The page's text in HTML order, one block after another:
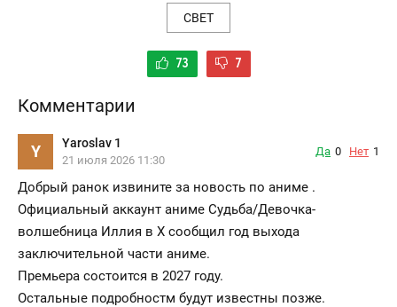
СВЕТ
73 7
Комментарии
Y Yaroslav 1
21 июля 2026 11:30
Да 0 Нет 1
Добрый ранок извините за новость по аниме .
Официальный аккаунт аниме Судьба/Девочка-
волшебница Иллия в X сообщил год выхода
заключительной части аниме.
Премьера состоится в 2027 году.
Остальные подробностм будут известны позже.